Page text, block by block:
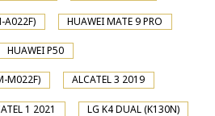
A022F) HUAWEI MATE 9 PRO
HUAWEI P50
M022F) ALCATEL 3 2019
1 2021 LG K4 DUAL (K130N)